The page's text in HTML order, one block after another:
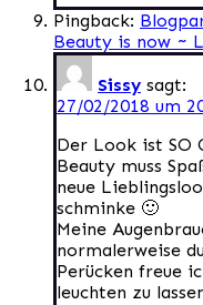
Pingback:
Beauty is now ~
Sissy sagt:
27/02/2018 um
Der Look ist SO
Beauty muss
neue
schminke 🙂
Meine
normalerweise
Perücken freue
leuchten zu